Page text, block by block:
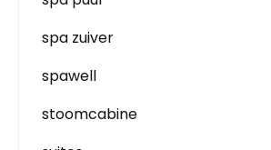
spa zuiver
spawell
stoomcabine